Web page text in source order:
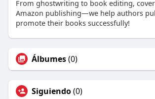
From ghostwriting to book editing,
Amazon publishing—we help authors
promote their books successfully!
Álbumes(0)
Siguiendo(0)